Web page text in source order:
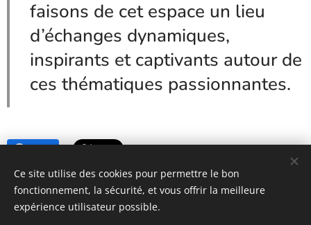
faisons de cet espace un lieu
d’échanges dynamiques,
inspirants et captivants autour de
ces thématiques passionnantes.
https://www.lessecretsdecoco.fr
Ce site utilise des cookies pour permettre le bon
fonctionnement, la sécurité, et vous offrir la meilleure
expérience utilisateur possible.